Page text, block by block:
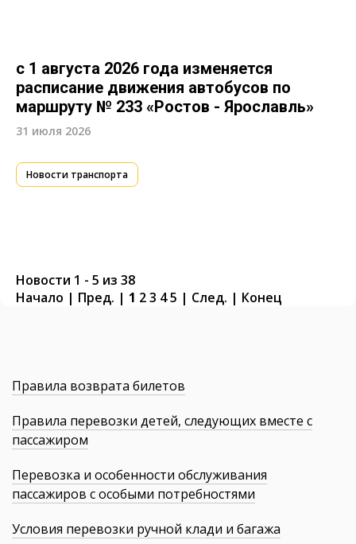
с 1 августа 2026 года изменяется
расписание движения автобусов по
маршруту № 233 «Ростов - Ярославль»
31 июля 2026
Новости транспорта
Новости 1 - 5 из 38
Начало | Пред. | 1 23 45 | След. | Конец
Правила возврата билетов
Правила перевозки детей, следующих вместе с
пассажиром
Перевозка и особенности обслуживания
пассажиров с особыми потребностями
Условия перевозки ручной клади и багажа